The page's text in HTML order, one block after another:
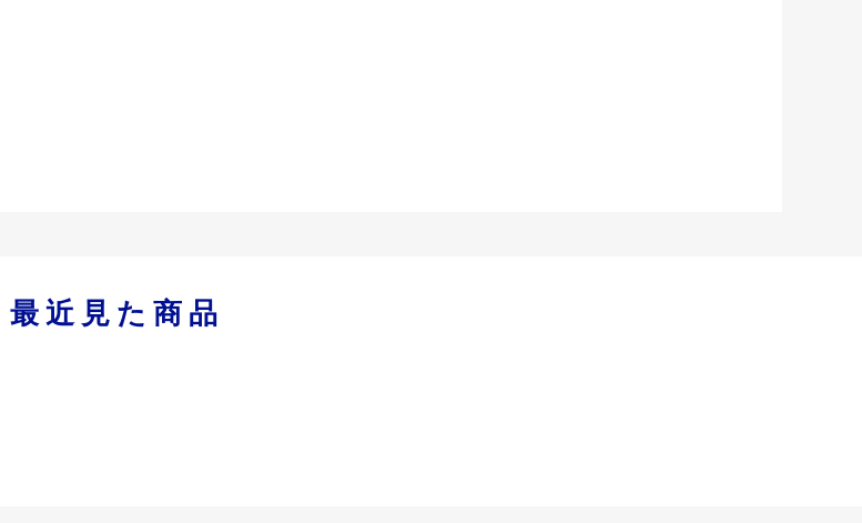
最近見た商品